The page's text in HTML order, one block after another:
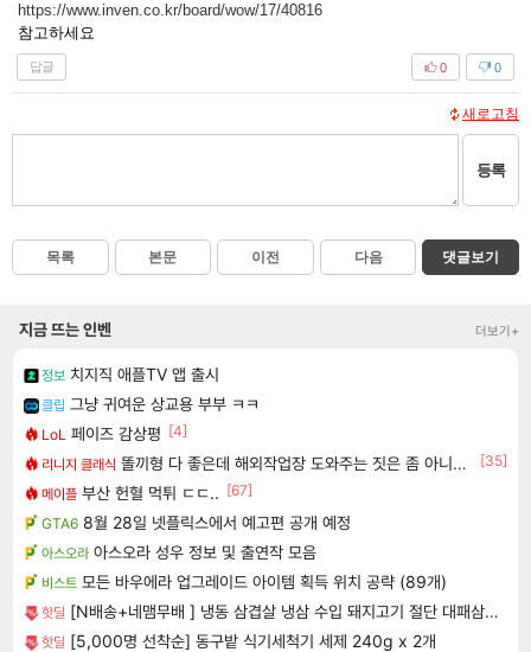
https://www.inven.co.kr/board/wow/17/40816
참고하세요
답글 0
0
새로고침
등록
목록 본문 이전 다음 댓글보기
지금 뜨는 인벤 더보기+
정보 치지직 애플TV 앱 출시
클립 그냥 귀여운 상교용 부부 ㅋㅋ
LoL 페이즈 감상평 [4]
리니지 클래식 똘끼형 다 좋은데 해외작업장 도와주는 짓은 좀 아니지않냐?
[35]
메이플 부산 헌혈 먹튀 ㄷㄷ.. [67]
GTA6 8월 28일 넷플릭스에서 예고편 공개 예정
아스오라 아스오라 성우 정보 및 출연작 모음
비스트 모든 바우에라 업그레이드 아이템 획득 위치 공략 (89개)
핫딜 [N배송+네맴무배 ] 냉동 삼겹살 냉삼 수입 돼지고기 절단 대패삼겹살
핫딜 [5,000명 선착순] 동구밭 식기세척기 세제 240g x 2개